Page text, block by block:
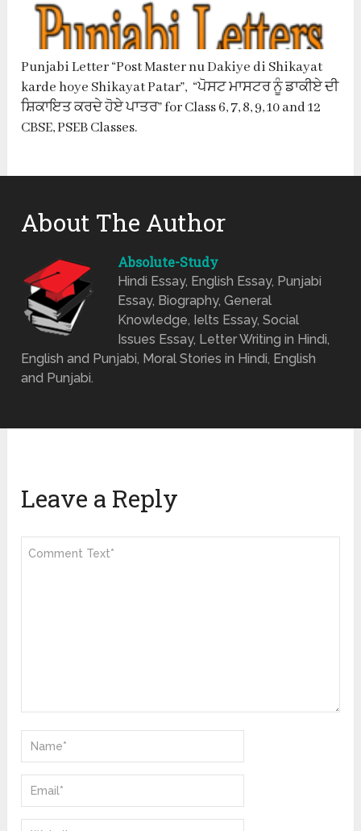
Punjabi Letter “Post Master nu Dakiye di Shikayat
karde hoye Shikayat Patar”, “ਪੋਸਟ ਮਾਸਟਰ ਨੂੰ ਡਾਕੀਏ ਦੀ
ਸ਼ਿਕਾਇਤ ਕਰਦੇ ਹੋਏ ਪਾਤਰ” for Class 6, 7, 8, 9, 10 and 12
CBSE, PSEB Classes.
About The Author
Absolute-Study
Hindi Essay, English Essay, Punjabi
Essay, Biography, General
Knowledge, Ielts Essay, Social
Issues Essay, Letter Writing in Hindi,
English and Punjabi, Moral Stories in Hindi, English
and Punjabi.
Leave a Reply